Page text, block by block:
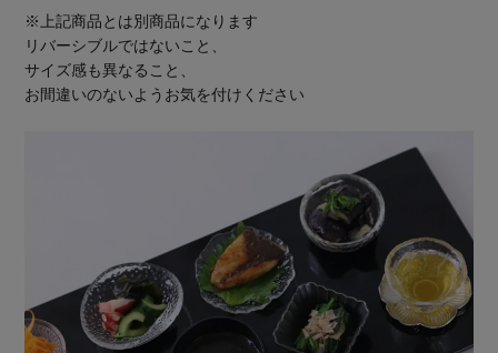
※上記商品とは別商品になります
リバーシブルではないこと、
サイズ感も異なること、
お間違いのないようお気を付けください